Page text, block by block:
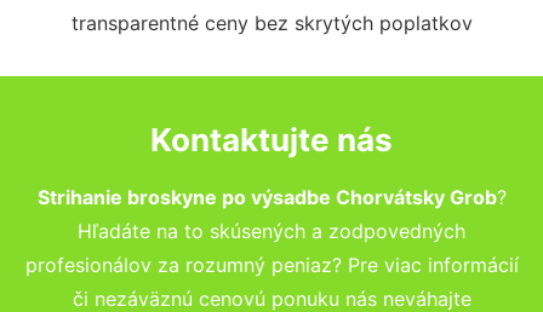
transparentné ceny bez skrytých poplatkov
Kontaktujte nás
Strihanie broskyne po výsadbe Chorvátsky Grob?
Hľadáte na to skúsených a zodpovedných
profesionálov za rozumný peniaz? Pre viac informácií
či nezáväznú cenovú ponuku nás neváhajte